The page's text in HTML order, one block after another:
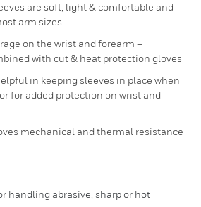
are soft, light & comfortable and
arm sizes
on the wrist and forearm –
with cut & heat protection gloves
in keeping sleeves in place when
for added protection on wrist and
mechanical and thermal resistance
handling abrasive, sharp or hot